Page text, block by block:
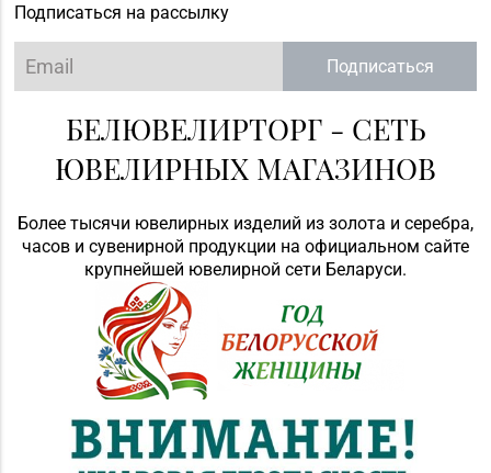
Подписаться на рассылку
Подписаться
БЕЛЮВЕЛИРТОРГ - СЕТЬ
ЮВЕЛИРНЫХ МАГАЗИНОВ
Более тысячи ювелирных изделий из золота и серебра,
часов и сувенирной продукции на официальном сайте
крупнейшей ювелирной сети Беларуси.